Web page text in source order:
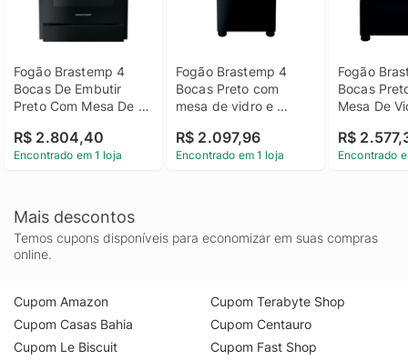
Fogão Brastemp 4
Bocas De Embutir
Preto Com Mesa De
- Byo4xae Bivolt
R$ 2.804,40
Encontrado em 1 loja
Fogão Brastemp 4
Bocas Preto com
mesa de vidro e
BFO4XAE - Bivolt
R$ 2.097,96
Encontrado em 1 loja
Fogão
Bocas
Mesa De
Bfs5vce
R$
Encontrado
Mais descontos
Temos cupons disponíveis para economizar em suas compras
online.
Cupom Amazon
Cupom Casas Bahia
Cupom Le Biscuit
Cupom Terabyte Shop
Cupom Centauro
Cupom Fast Shop